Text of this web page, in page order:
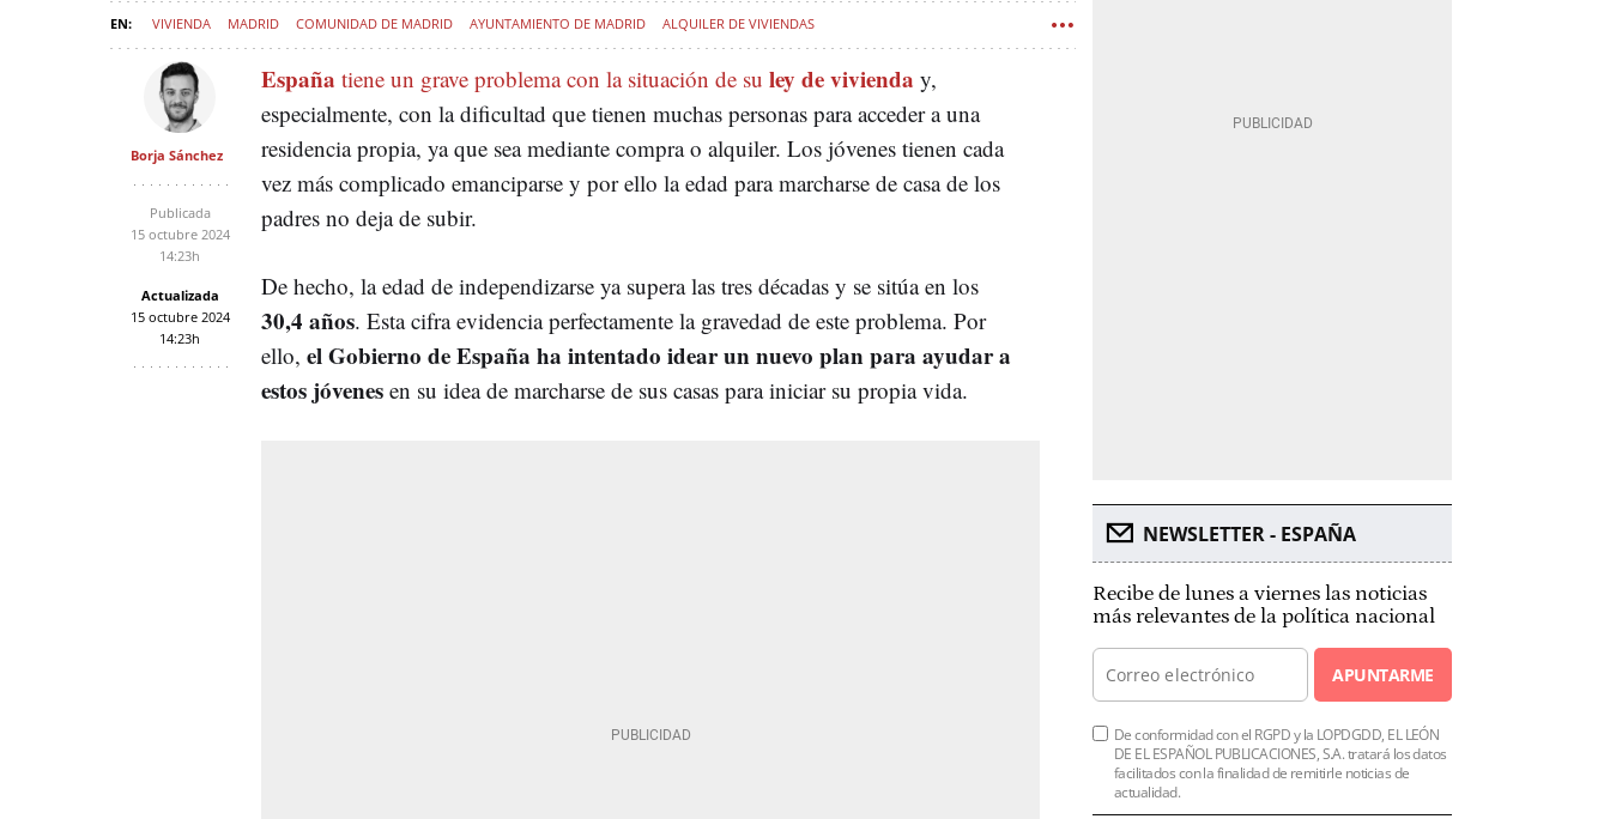
VIVIENDA MADRID COMUNIDAD DE MADRID AYUNTAMIENTO DE MADRID ALQUILER DE VIVIENDAS
GOBIERNO DE LA COMUNIDAD DE MADRID
Borja Sánchez
Publicada
15 octubre 2024
14:23h
Actualizada
15 octubre 2024
14:23h
España tiene un grave problema con la situación de su ley de vivienda y,
especialmente, con la dificultad que tienen muchas personas para acceder a una
residencia propia, ya que sea mediante compra o alquiler. Los jóvenes tienen cada
vez más complicado emanciparse y por ello la edad para marcharse de casa de los
padres no deja de subir.
De hecho, la edad de independizarse ya supera las tres décadas y se sitúa en los
30,4 años. Esta cifra evidencia perfectamente la gravedad de este problema. Por
ello, el Gobierno de España ha intentado idear un nuevo plan para ayudar a
estos jóvenes en su idea de marcharse de sus casas para iniciar su propia vida.
NEWSLETTER - ESPAÑA
Recibe de lunes a viernes las noticias
más relevantes de la política nacional
APUNTARME
De conformidad con el RGPD y la LOPDGDD, EL LEÓN
DE EL ESPAÑOL PUBLICACIONES, S.A. tratará los datos
facilitados con la finalidad de remitirle noticias de
actualidad.